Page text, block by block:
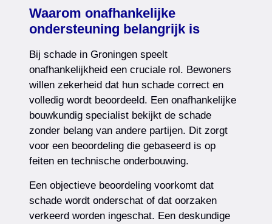
Waarom onafhankelijke
ondersteuning belangrijk is
Bij schade in Groningen speelt
onafhankelijkheid een cruciale rol. Bewoners
willen zekerheid dat hun schade correct en
volledig wordt beoordeeld. Een onafhankelijke
bouwkundig specialist bekijkt de schade
zonder belang van andere partijen. Dit zorgt
voor een beoordeling die gebaseerd is op
feiten en technische onderbouwing.
Een objectieve beoordeling voorkomt dat
schade wordt onderschat of dat oorzaken
verkeerd worden ingeschat. Een deskundige